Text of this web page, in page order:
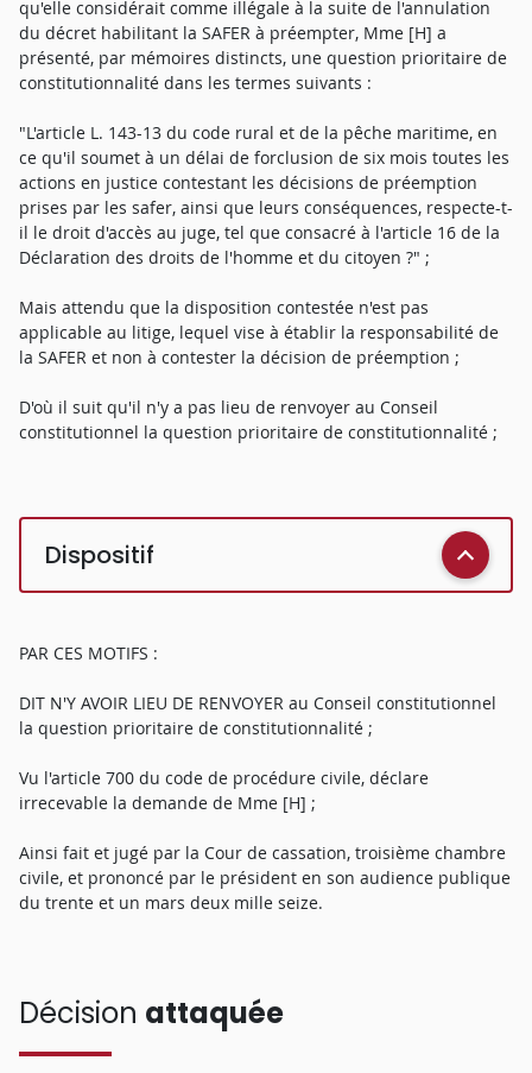
qu'elle considérait comme illégale à la suite de l'annulation
du décret habilitant la SAFER à préempter, Mme [H] a
présenté, par mémoires distincts, une question prioritaire de
constitutionnalité dans les termes suivants :
"L'article L. 143-13 du code rural et de la pêche maritime, en
ce qu'il soumet à un délai de forclusion de six mois toutes les
actions en justice contestant les décisions de préemption
prises par les safer, ainsi que leurs conséquences, respecte-t-
il le droit d'accès au juge, tel que consacré à l'article 16 de la
Déclaration des droits de l'homme et du citoyen ?" ;
Mais attendu que la disposition contestée n'est pas
applicable au litige, lequel vise à établir la responsabilité de
la SAFER et non à contester la décision de préemption ;
D'où il suit qu'il n'y a pas lieu de renvoyer au Conseil
constitutionnel la question prioritaire de constitutionnalité ;
Dispositif
PAR CES MOTIFS :
DIT N'Y AVOIR LIEU DE RENVOYER au Conseil constitutionnel
la question prioritaire de constitutionnalité ;
Vu l'article 700 du code de procédure civile, déclare
irrecevable la demande de Mme [H] ;
Ainsi fait et jugé par la Cour de cassation, troisième chambre
civile, et prononcé par le président en son audience publique
du trente et un mars deux mille seize.
Décision attaquée